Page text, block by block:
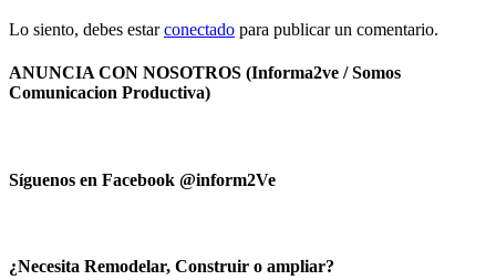
Lo siento, debes estarconectado para publicar un comentario.
ANUNCIA CON NOSOTROS (Informa2ve / Somos
Comunicacion Productiva)
Síguenos en Facebook @inform2Ve
¿Necesita Remodelar, Construir o ampliar?